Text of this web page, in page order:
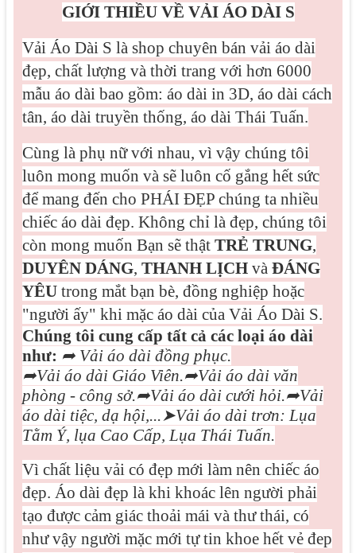
GIỚI THIỀU VỀ VẢI ÁO DÀI S
Vải Áo Dài S là shop chuyên bán vải áo dài
đẹp, chất lượng và thời trang với hơn 6000
mẫu áo dài bao gồm: áo dài in 3D, áo dài cách
tân, áo dài truyền thống, áo dài Thái Tuấn.
Cùng là phụ nữ với nhau, vì vậy chúng tôi
luôn mong muốn và sẽ luôn cố gắng hết sức
để mang đến cho PHÁI ĐẸP chúng ta nhiều
chiếc áo dài đẹp. Không chỉ là đẹp, chúng tôi
còn mong muốn Bạn sẽ thật TRẺ TRUNG,
DUYÊN DÁNG, THANH LỊCHvà ĐÁNG
YÊUtrong mắt bạn bè, đồng nghiệp hoặc
"người ấy" khi mặc áo dài của Vải Áo Dài S.
Chúng tôi cung cấp tất cả các loại áo dài
như: ➦Vải áo dài đồng phục.
➦Vải áo dài Giáo Viên.➦Vải áo dài văn
phòng - công sở.➦Vải áo dài cưới hỏi.➦Vải
áo dài tiệc, dạ hội,...➤Vải áo dài trơn: Lụa
Tằm Ý, lụa Cao Cấp, Lụa Thái Tuấn.
Vìchất liệu vải có đẹp mới làm nên chiếc áo
đẹp. Áo dài đẹp là khi khoác lên người phải
tạo được cảm giác thoải mái và thư thái, có
như vậy người mặc mới tự tin khoe hết vẻ đep